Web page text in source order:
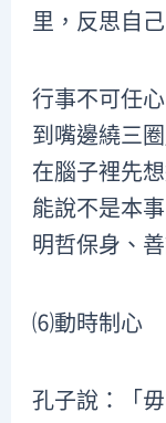
里，反思自
行事不可任
到嘴邊繞三
在腦子裡先
能說不是本
明哲保身、
⑹動時制心
孔子說：「